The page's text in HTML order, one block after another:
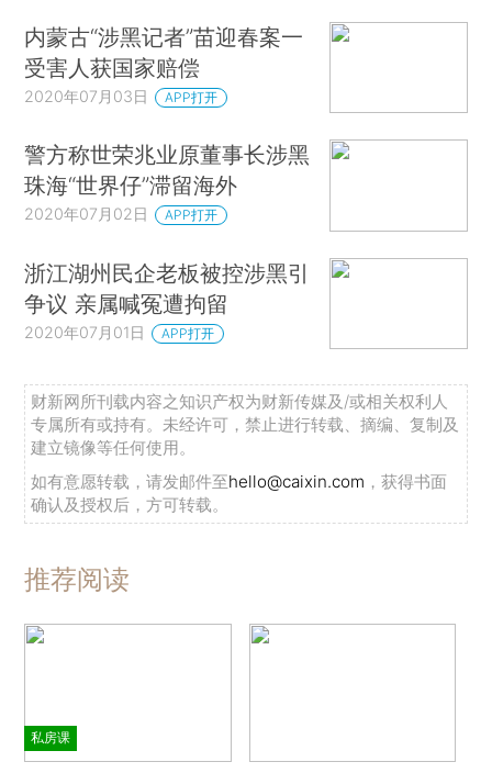
内蒙古“涉黑记者”苗迎春案一
受害人获国家赔偿
2020年07月03日 APP打开
警方称世荣兆业原董事长涉黑
珠海“世界仔”滞留海外
2020年07月02日 APP打开
浙江湖州民企老板被控涉黑引
争议 亲属喊冤遭拘留
2020年07月01日 APP打开
财新网所刊载内容之知识产权为财新传媒及/或相关权利人
专属所有或持有。未经许可，禁止进行转载、摘编、复制及
建立镜像等任何使用。
如有意愿转载，请发邮件至hello@caixin.com ，获得书面
确认及授权后，方可转载。
推荐阅读
私房课